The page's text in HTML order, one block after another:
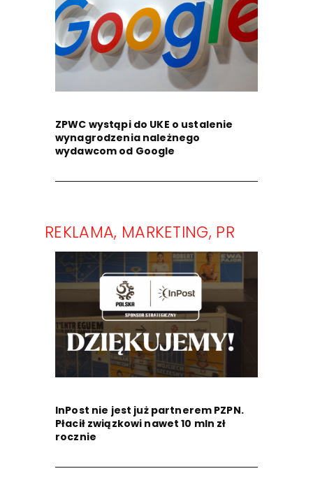
ZPWC wystąpi do UKE o ustalenie
wynagrodzenia należnego
wydawcom od Google
REKLAMA, MARKETING, PR
InPost nie jest już partnerem PZPN.
Płacił związkowi nawet 10 mln zł
rocznie